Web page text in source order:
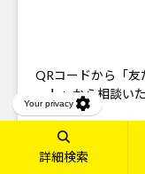
詳細検索
QRコードから「友
ート」から相談い